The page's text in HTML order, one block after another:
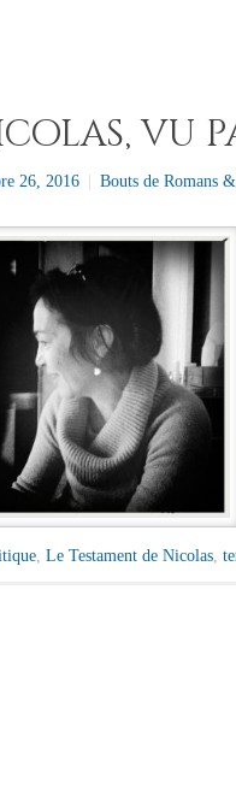
vu
26, 2016 | Bouts de Romans
,Le Testament de Nicolas ,